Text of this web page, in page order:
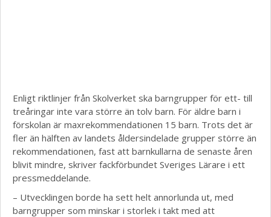
Enligt riktlinjer från Skolverket ska barngrupper för ett- till
treåringar inte vara större än tolv barn. För äldre barn i
förskolan är maxrekommendationen 15 barn. Trots det är
fler än hälften av landets åldersindelade grupper större än
rekommendationen, fast att barnkullarna de senaste åren
blivit mindre, skriver fackförbundet Sveriges Lärare i ett
pressmeddelande.
– Utvecklingen borde ha sett helt annorlunda ut, med
barngrupper som minskar i storlek i takt med att